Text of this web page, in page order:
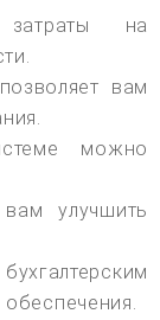
на
вам
можно
улучшить